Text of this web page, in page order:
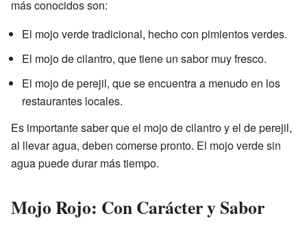
más conocidos son:
El mojo verde tradicional, hecho con pimientos verdes.
El mojo de cilantro, que tiene un sabor muy fresco.
El mojo de perejil, que se encuentra a menudo en los
restaurantes locales.
Es importante saber que el mojo de cilantro y el de perejil,
al llevar agua, deben comerse pronto. El mojo verde sin
agua puede durar más tiempo.
Mojo Rojo: Con Carácter y Sabor